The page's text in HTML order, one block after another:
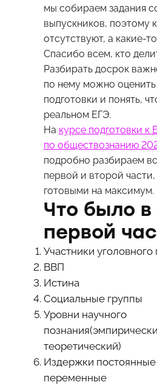
мы собираем задания
выпускников, поэтому
отсутствуют, а какие-
Спасибо всем, кто
Разбирать досрок
по нему можно
подготовки и понять,
реальном ЕГЭ.
На курсе подготовки к
по обществознанию
подробно разбираем
первой и второй
готовыми на максимум.
Что было в
первой
Участники уголовного
ВВП
Истина
Социальные группы
Уровни научного
теоретический)
Издержки
переменные